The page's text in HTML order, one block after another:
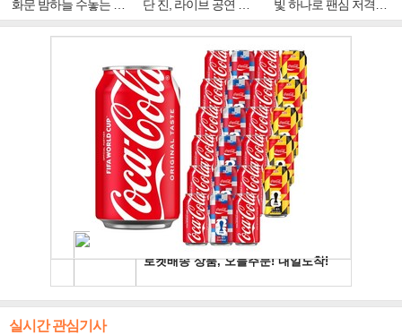
화문 밤하늘 수놓는 '비
주얼 킹'의 열창
단 진, 라이브 공연 중
빛나는 독보적 아우라
빛 하나로 팬심 저격…
독보적 카리스마
실시간 관심기사